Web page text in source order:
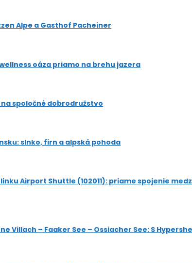
Alpe a Gasthof Pacheiner
oáza priamo na brehu jazera
spoločné dobrodružstvo
slnko, firn a alpská pohoda
Airport Shuttle (102011): priame spojenie
Villach – Faaker See – Ossiacher See: S